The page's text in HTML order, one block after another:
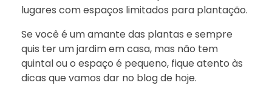
lugares com espaços limitados para plantação.
Se você é um amante das plantas e sempre
quis ter um jardim em casa, mas não tem
quintal ou o espaço é pequeno, fique atento às
dicas que vamos dar no blog de hoje.